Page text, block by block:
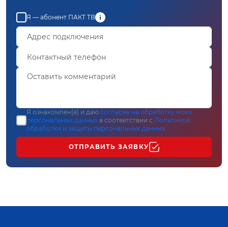
Я — абонент ПАКТ ТВ
Я ознакомлен(а) и даю согласие на обработку моих
персональных данных в соответствии с Политикой
обработки и защиты персональных данных
ОТПРАВИТЬ ЗАЯВКУ